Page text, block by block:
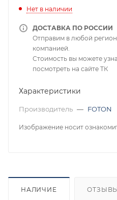
Нет в наличии
ДОСТАВКА ПО РОССИИ
Отправим в любой
компанией.
Стоимость вы можете
посмотреть на сайте ТК
Характеристики
Производитель — FOTON
Изображение носит
НАЛИЧИЕ